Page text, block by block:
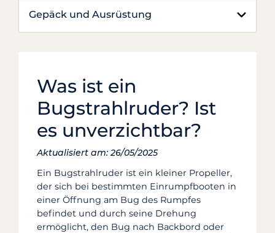
Gepäck und Ausrüstung
Was ist ein
Bugstrahlruder? Ist
es unverzichtbar?
Aktualisiert am: 26/05/2025
Ein Bugstrahlruder ist ein kleiner Propeller,
der sich bei bestimmten Einrumpfbooten in
einer Öffnung am Bug des Rumpfes
befindet und durch seine Drehung
ermöglicht, den Bug nach Backbord oder